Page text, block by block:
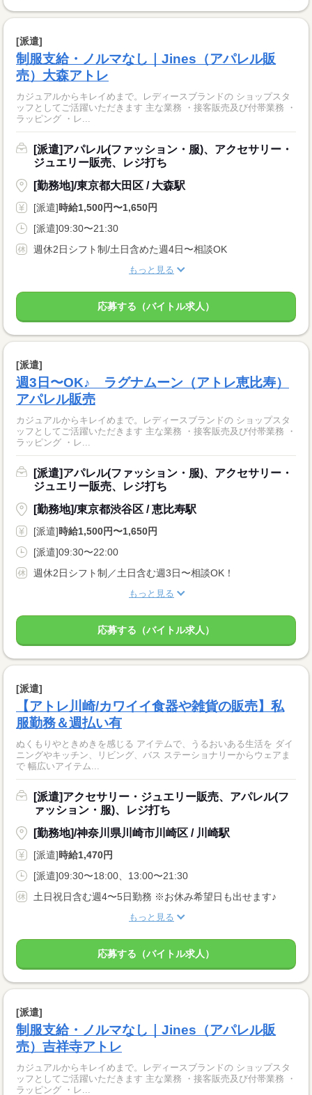
[派遣]
制服支給・ノルマなし｜Jines（アパレル販
売）大森アトレ
カジュアルからキレイめまで。レディースブランドの ショップスタ
ッフとしてご活躍いただきます 主な業務 ・接客販売及び付帯業務 ・
ラッピング ・レ...
[派遣]アパレル(ファッション・服)、アクセサリー・
ジュエリー販売、レジ打ち
[勤務地]/東京都大田区 / 大森駅
[派遣]時給1,500円〜1,650円
[派遣]09:30〜21:30
週休2日シフト制/土日含めた週4日〜相談OK
もっと見る
応募する（バイトル求人）
[派遣]
週3日〜OK♪ ラグナムーン（アトレ恵比寿）
アパレル販売
カジュアルからキレイめまで。レディースブランドの ショップスタ
ッフとしてご活躍いただきます 主な業務 ・接客販売及び付帯業務 ・
ラッピング ・レ...
[派遣]アパレル(ファッション・服)、アクセサリー・
ジュエリー販売、レジ打ち
[勤務地]/東京都渋谷区 / 恵比寿駅
[派遣]時給1,500円〜1,650円
[派遣]09:30〜22:00
週休2日シフト制／土日含む週3日〜相談OK！
もっと見る
応募する（バイトル求人）
[派遣]
【アトレ川崎/カワイイ食器や雑貨の販売】私
服勤務＆週払い有
ぬくもりやときめきを感じる アイテムで、うるおいある生活を ダイ
ニングやキッチン、リビング、バス ステーショナリーからウェアま
で 幅広いアイテム...
[派遣]アクセサリー・ジュエリー販売、アパレル(フ
ァッション・服)、レジ打ち
[勤務地]/神奈川県川崎市川崎区 / 川崎駅
[派遣]時給1,470円
[派遣]09:30〜18:00、13:00〜21:30
土日祝日含む週4〜5日勤務 ※お休み希望日も出せます♪
もっと見る
応募する（バイトル求人）
[派遣]
制服支給・ノルマなし｜Jines（アパレル販
売）吉祥寺アトレ
カジュアルからキレイめまで。レディースブランドの ショップスタ
ッフとしてご活躍いただきます 主な業務 ・接客販売及び付帯業務 ・
ラッピング ・レ...